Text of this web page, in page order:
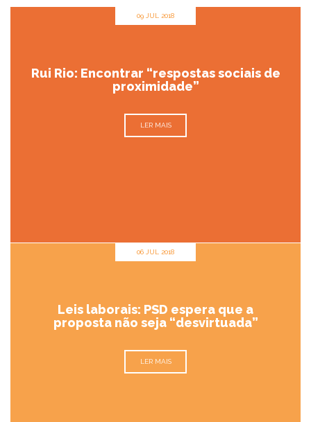
09 JUL 2018
Rui Rio: Encontrar “respostas sociais de
proximidade”
LER MAIS
06 JUL 2018
Leis laborais: PSD espera que a
proposta não seja “desvirtuada”
LER MAIS